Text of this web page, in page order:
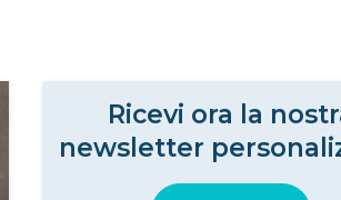
Ricevi ora la
newsletter